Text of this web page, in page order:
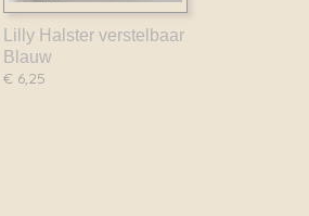
Lilly Halster verstelbaar
Blauw
€ 6,25